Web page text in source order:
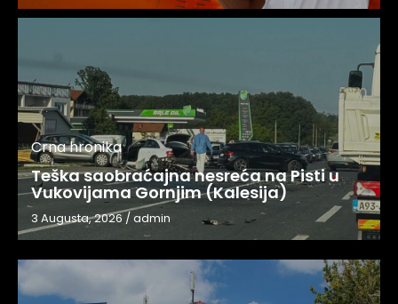
Crna hronika
Teška saobraćajna nesreća na Pisti u
Vukovijama Gornjim (Kalesija)
3 Augusta, 2026/admin